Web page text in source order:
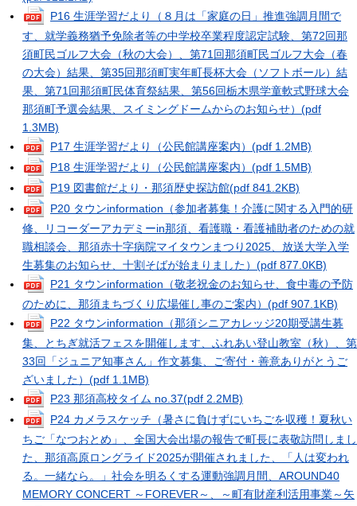
P16 生涯学習だより（８月は「家庭の日」推進強調月間で
す、就学義務猶予免除者等の中学校卒業程度認定試験、第72回那
須町民ゴルフ大会（秋の大会）、第71回那須町民ゴルフ大会（春
の大会）結果、第35回那須町実年町長杯大会（ソフトボール）結
果、第71回那須町民体育祭結果、第56回栃木県学童軟式野球大会
那須町予選会結果、スイミングドームからのお知らせ） (pdf
1.3MB)
P17 生涯学習だより（公民館講座案内） (pdf 1.2MB)
P18 生涯学習だより（公民館講座案内） (pdf 1.5MB)
P19 図書館だより・那須歴史探訪館(pdf 841.2KB)
P20 タウンinformation（参加者募集！介護に関する入門的研
修、リコーダーアカデミーin那須、看護職・看護補助者のための就
職相談会、那須赤十字病院マイタウンまつり2025、放送大学入学
生募集のお知らせ、十割そばが始まりました） (pdf 877.0KB)
P21 タウンinformation（敬老祝金のお知らせ、食中毒の予防
のために、那須まちづくり広場催し事のご案内） (pdf 907.1KB)
P22 タウンinformation（那須シニアカレッジ20期受講生募
集、とちぎ就活フェスを開催します、ふれあい登山教室（秋）、第
33回「ジュニア知事さん」作文募集、ご寄付・善意ありがとうご
ざいました） (pdf 1.1MB)
P23 那須高校タイム no.37(pdf 2.2MB)
P24 カメラスケッチ（暑さに負けずにいちごを収穫！夏秋い
ちご「なつおとめ」、全国大会出場の報告で町長に表敬訪問しまし
た、那須高原ロングライド2025が開催されました、「人は変われ
る。一緒なら。」社会を明るくする運動強調月間、AROUND40
MEMORY CONCERT ～FOREVER～、～町有財産利活用事業～矢